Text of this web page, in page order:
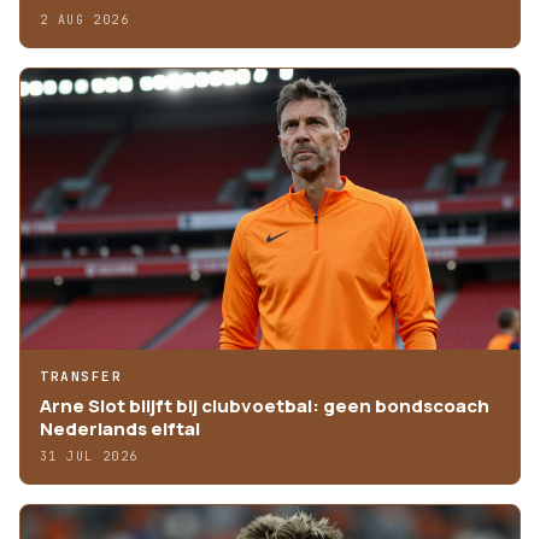
2 AUG 2026
TRANSFER
Arne Slot blijft bij clubvoetbal: geen bondscoach
Nederlands elftal
31 JUL 2026